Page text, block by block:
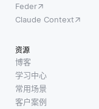
Feder
Claude Context
资源
博客
学习中心
常用场景
客户案例